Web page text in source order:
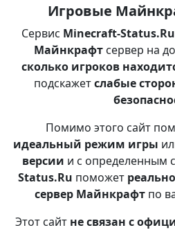
Игровые
Сервис Minecraft-Status.Ru
Майнкрафтсервер на
сколько игроков
подскажетслабые
Помимо этого сайт
идеальный режим игры
версии и с определенным
Status.Ru поможет
сервер Майнкрафт по
Этот сайт не связан с